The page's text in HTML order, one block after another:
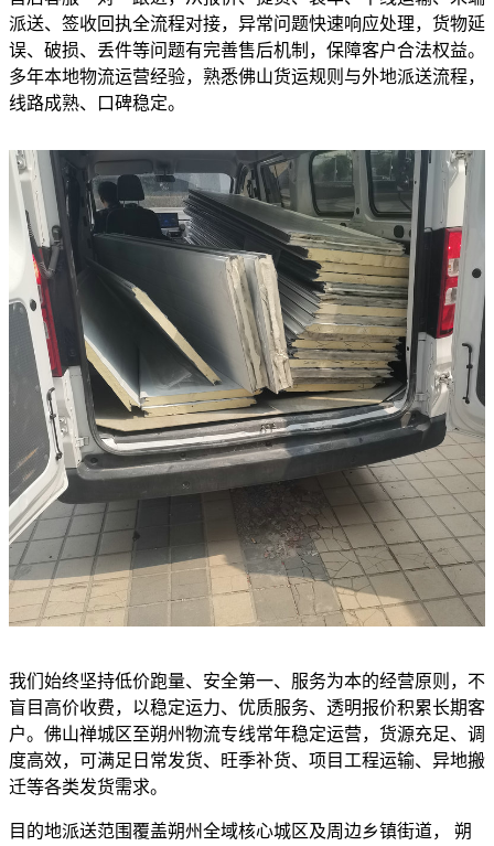
派送、签收回执全流程对接，异常问题快速响应处理，货物延
误、破损、丢件等问题有完善售后机制，保障客户合法权益。
多年本地物流运营经验，熟悉佛山货运规则与外地派送流程，
线路成熟、口碑稳定。
我们始终坚持低价跑量、安全第一、服务为本的经营原则，不
盲目高价收费，以稳定运力、优质服务、透明报价积累长期客
户。佛山禅城区至朔州物流专线常年稳定运营，货源充足、调
度高效，可满足日常发货、旺季补货、项目工程运输、异地搬
迁等各类发货需求。
目的地派送范围覆盖朔州全域核心城区及周边乡镇街道， 朔